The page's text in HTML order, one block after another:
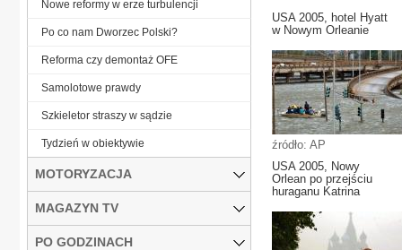
USA 2005, hotel Hyatt
w Nowym Orleanie
źródło: AP
USA 2005, Nowy
Orlean po przejściu
huraganu Katrina
Nowe reformy w erze turbulencji
Po co nam Dworzec Polski?
Reforma czy demontaż OFE
Samolotowe prawdy
Szkieletor straszy w sądzie
Tydzień w obiektywie
MOTORYZACJA
MAGAZYN TV
PO GODZINACH